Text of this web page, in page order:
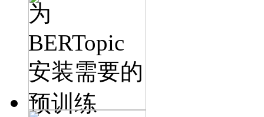
为
BERTopic
安装需要的
预训练